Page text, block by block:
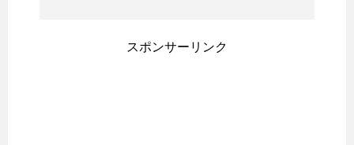
スポンサーリンク